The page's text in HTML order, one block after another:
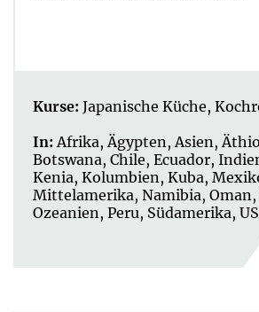
Kurse: Japanische Küche,
In: Afrika, Ägypten, Asien,
Botswana, Chile, Ecuador,
Kenia, Kolumbien, Kuba,
Mittelamerika, Namibia, Oman,
Ozeanien, Peru, Südamerika,